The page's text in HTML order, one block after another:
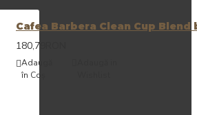
Cafea Barbera Clean Cup Blend
180,79RON
Adaugă
în Coş